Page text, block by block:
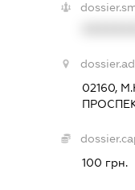
02160,
100 грн.